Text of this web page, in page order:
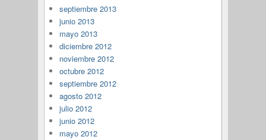
septiembre 2013
junio 2013
mayo 2013
diciembre 2012
noviembre 2012
octubre 2012
septiembre 2012
agosto 2012
julio 2012
junio 2012
mayo 2012